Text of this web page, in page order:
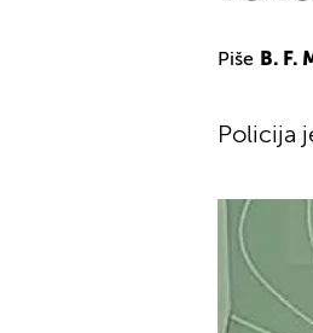
Piše B. F.
Policija